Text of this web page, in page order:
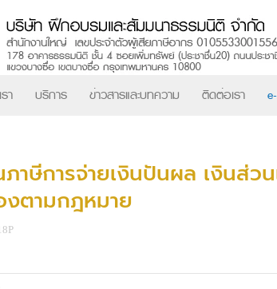
า บริการ ข่าวสารและบทความ ติดต่อเรา
าษีการจ่ายเงินปันผล เงินส่ว
งตามกฎหมาย